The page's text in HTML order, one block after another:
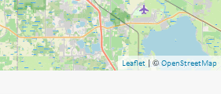
Leaflet | ©OpenStreetMap